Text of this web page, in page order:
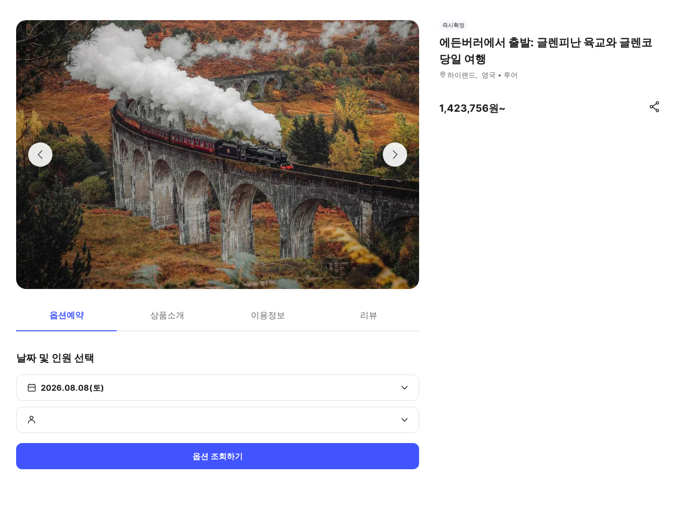
옵션예약 상품소개 이용정보 리뷰
날짜 및 인원 선택
2026.08.08(토)
옵션 조회하기
즉시확정
에든버러에서 출발: 글렌피난 육교와 글렌코
당일 여행
하이랜드 영국 투어
1,423,756원~